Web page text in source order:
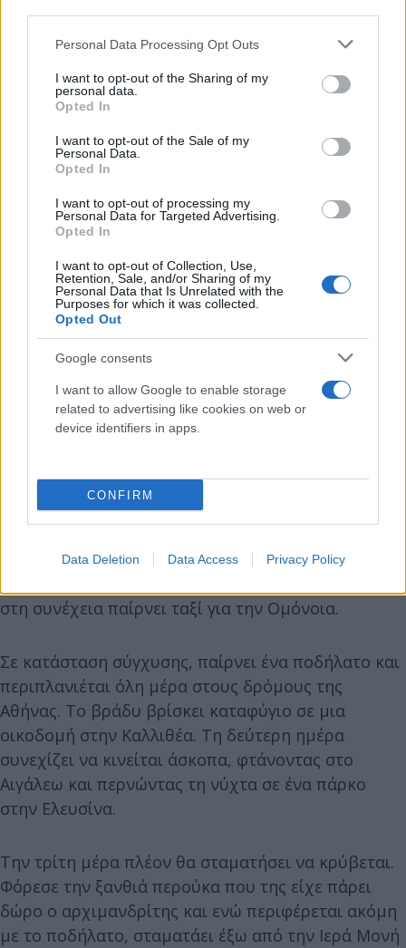
Please note that this website/app uses one or more Google
not limited to your visit or usage behaviour. You may click to
grant or deny consent to Google and its third-party tags to
use your data for below specified purposes in below Google
consent section.
Personal Data Processing Opt Outs
I want to opt-out of the Sharing of my
personal data.
Opted In
I want to opt-out of the Sale of my
Personal Data.
Opted In
I want to opt-out of processing my
Personal Data for Targeted Advertising.
Opted In
I want to opt-out of Collection, Use,
Retention, Sale, and/or Sharing of my
Personal Data that Is Unrelated with the
Purposes for which it was collected.
Opted Out
Google consents
I want to allow Google to enable storage
related to advertising like cookies on web or
device identifiers in apps.
CONFIRM
Data Deletion Data Access Privacy Policy
συναντηθούν. Παρ’ όλα αυτά, πηγαίνει απρόσκλητη
στο σπίτι του και χτυπάει το κουδούνι. Εκείνος
λέει: «Δεν ντρέπεσαι; Πήγαινε στον άντρα σου και
το παιδί σου», απειλώντας ταυτόχρονα ότι θα
καλέσει την αστυνομία.
έξω από το σπίτι. Τον πλησιάζει, προσπαθεί για μια
τελευταία φορά να του μιλήσει, όμως εκείνος της
γυρίζει την πλάτη. Εκείνη τότε τραβάει το
περίστροφο από την τσάντα της και πυροβολεί. Οι
δύο σφαίρες τον βρίσκουν στο κεφάλι.
Αμέσως μετά τη δολοφονία, η 42χρονη
επιβιβάζεται στο μπλε Suzuki του κουνιάδου της
και φεύγει τρέχοντας από το σημείο. Υπάλληλοι
συνεργείου που βρισκόταν στο σημείο
κυκλοφορίας του αυτοκινήτου, στοιχείο που θα
αποδειχθεί κρίσιμο για την αστυνομία. Η ίδια
Παλαιού Φαλήρου και Νέας Σμύρνης, πετάει το
στη συνέχεια παίρνει ταξί για την Ομόνοια.
Σε κατάσταση σύγχυσης, παίρνει ένα ποδήλατο και
περιπλανιέται όλη μέρα στους δρόμους της
Αθήνας. Το βράδυ βρίσκει καταφύγιο σε μια
οικοδομή στην Καλλιθέα. Τη δεύτερη ημέρα
συνεχίζει να κινείται άσκοπα, φτάνοντας στο
Αιγάλεω και περνώντας τη νύχτα σε ένα πάρκο
στην Ελευσίνα.
Την τρίτη μέρα πλέον θα σταματήσει να κρύβεται.
Φόρεσε την ξανθιά περούκα που της είχε πάρει
δώρο ο αρχιμανδρίτης και ενώ περιφέρεται ακόμη
με το ποδήλατο, σταματάει έξω από την Ιερά Μονή